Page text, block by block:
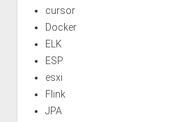
cursor
Docker
ELK
ESP
esxi
Flink
JPA